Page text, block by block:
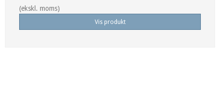
(ekskl. moms)
Vis produkt